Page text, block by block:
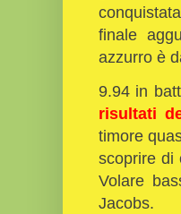
finale
azzurro è
9.94 in
risultati
timore
scoprire di
Volare
Jacobs.